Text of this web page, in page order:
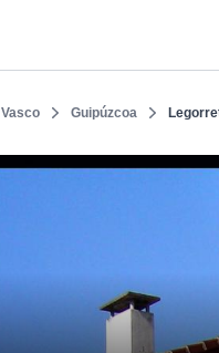
Guipúzcoa